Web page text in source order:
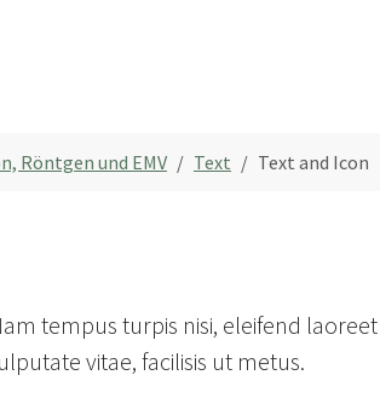
Röntgen und EMV Text Text and Icon
tempus turpis nisi, eleifend laoreet
vitae, facilisis ut metus.